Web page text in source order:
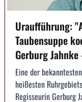
Uraufführung:
Taubensuppe
Gerburg
Eine der
heißesten
Regisseurin Gerburg